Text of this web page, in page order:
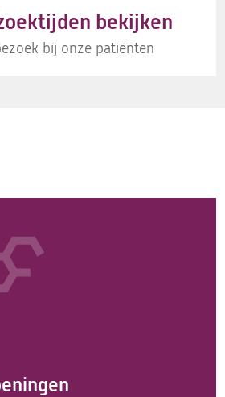
bekijken
bij onze patiënten